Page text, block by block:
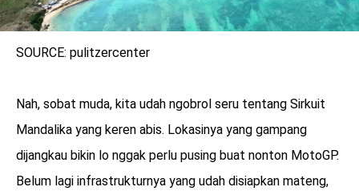
SOURCE: pulitzercenter
Nah, sobat muda, kita udah ngobrol seru tentang Sirkuit
Mandalika yang keren abis. Lokasinya yang gampang
dijangkau bikin lo nggak perlu pusing buat nonton MotoGP.
Belum lagi infrastrukturnya yang udah disiapkan mateng,